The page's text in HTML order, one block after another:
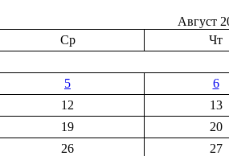
Август
Ср Чт
5 6
12 13
19 20
26 27